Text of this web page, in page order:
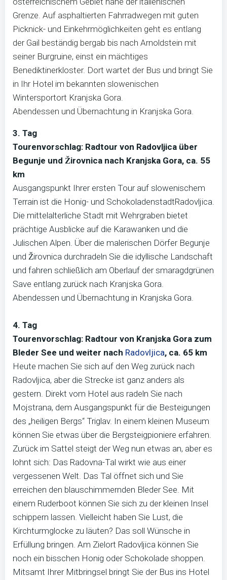
Grenze. Auf asphaltierten Fahrradwegen mit guten
Picknick- und Einkehrmöglichkeiten geht es entlang
der Gail beständig bergab bis nach Arnoldstein mit
seiner Burgruine, einst ein mächtiges
Benediktinerkloster. Dort wartet der Bus und bringt Sie
in Ihr Hotel im bekannten slowenischen
Wintersportort Kranjska Gora.
Abendessen und Übernachtung in Kranjska Gora.
3. Tag
Tourenvorschlag: Radtour von Radovljica über
Begunje und Žirovnica nach Kranjska Gora, ca. 55
km
Ausgangspunkt Ihrer ersten Tour auf slowenischem
Terrain ist die Honig- und SchokoladenstadtRadovljica.
Die mittelalterliche Stadt mit Wehrgraben bietet
prächtige Ausblicke auf die Karawanken und die
Julischen Alpen. Über die malerischen Dörfer Begunje
und Žirovnica durchradeln Sie die idyllische Landschaft
und fahren schließlich am Oberlauf der smaragdgrünen
Save entlang zurück nach Kranjska Gora.
Abendessen und Übernachtung in Kranjska Gora.
4. Tag
Tourenvorschlag: Radtour von Kranjska Gora zum
Bleder See und weiter nach Radovljica, ca. 65 km
Heute machen Sie sich auf den Weg zurück nach
Radovljica, aber die Strecke ist ganz anders als
gestern. Direkt vom Hotel aus radeln Sie nach
Mojstrana, dem Ausgangspunkt für die Besteigungen
des „heiligen Bergs“ Triglav. In einem kleinen Museum
können Sie etwas über die Bergsteigpioniere erfahren.
Zurück im Sattel steigt der Weg nun etwas an, aber es
lohnt sich: Das Radovna-Tal wirkt wie aus einer
vergessenen Welt. Das Tal öffnet sich und Sie
erreichen den blauschimmernden Bleder See. Mit
einem Ruderboot können Sie sich zu der kleinen Insel
schippern lassen. Vielleicht haben Sie Lust, die
Kirchturmglocke zu läuten? Das soll Wünsche in
Erfüllung bringen. Am Zielort Radovljica können Sie
noch ein bisschen Honig oder Schokolade shoppen.
Mitsamt Ihrer Mitbringsel bringt Sie der Bus ins Hotel